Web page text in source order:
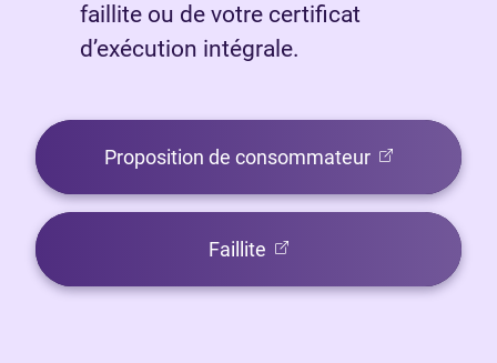
faillite ou de votre certificat
d’exécution intégrale.
Proposition de consommateur (Ouvre dans
Faillite (Ouvre dans un nouvel